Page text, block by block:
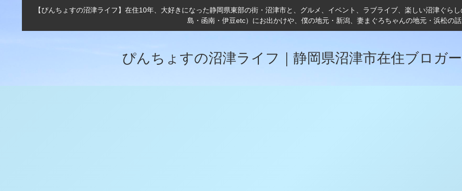
【ぴんちょすの沼津ライフ】在住10年、大好きになった静岡県東部の街・沼津市と、グルメ、イベント、ラブライブ、楽しい沼津ぐら
島・函南・伊豆etc）にお出かけや、僕の地元・新潟、妻まぐろちゃんの地元・浜松の話
ぴんちょすの沼津ライフ｜静岡県沼津市在住ブロガ